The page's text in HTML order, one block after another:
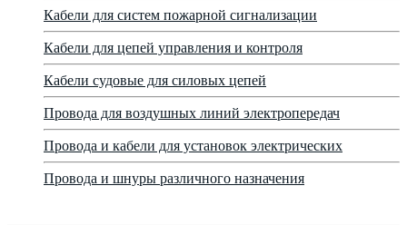
Кабели для систем пожарной сигнализации
Кабели для цепей управления и контроля
Кабели судовые для силовых цепей
Провода для воздушных линий электропередач
Провода и кабели для установок электрических
Провода и шнуры различного назначения